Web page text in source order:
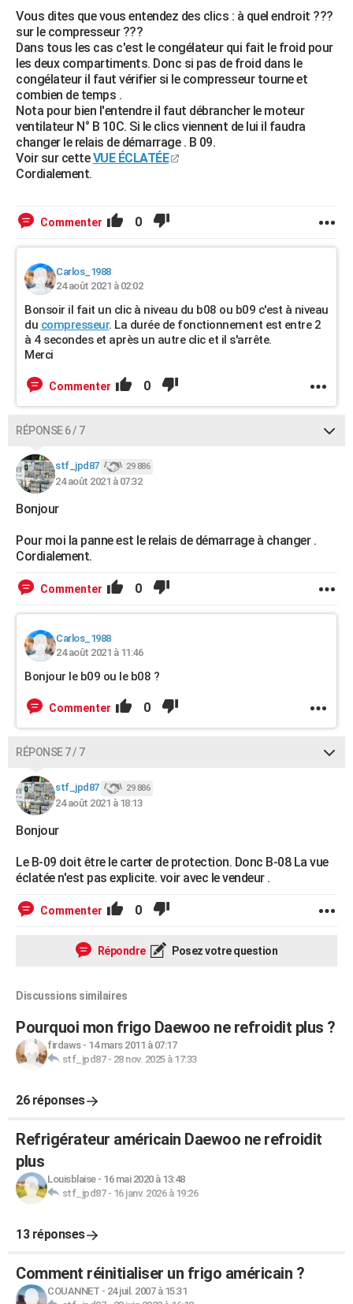
Vous dites que vous entendez des clics : à quel endroit ???
sur le compresseur ???
Dans tous les cas c'est le congélateur qui fait le froid pour
les deux compartiments. Donc si pas de froid dans le
congélateur il faut vérifier si le compresseur tourne et
combien de temps .
Nota pour bien l'entendre il faut débrancher le moteur
ventilateur N° B 10C. Si le clics viennent de lui il faudra
changer le relais de démarrage . B 09.
Voir sur cetteVUE ÉCLATÉE
Cordialement.
Commenter 0
Carlos_1988
24 août 2021 à 02:02
Bonsoir il fait un clic à niveau du b08 ou b09 c'est à niveau
du compresseur. La durée de fonctionnement est entre 2
à 4 secondes et après un autre clic et il s'arrête.
Merci
Commenter 0
RÉPONSE 6 / 7
stf_jpd87 29 886
24 août 2021 à 07:32
Bonjour
Pour moi la panne est le relais de démarrage à changer .
Cordialement.
Commenter 0
Carlos_1988
24 août 2021 à 11:46
Bonjour le b09 ou le b08 ?
Commenter 0
RÉPONSE 7 / 7
stf_jpd87 29 886
24 août 2021 à 18:13
Bonjour
Le B-09 doit être le carter de protection. Donc B-08 La vue
éclatée n'est pas explicite. voir avec le vendeur .
Commenter 0
Répondre Posez votre question
Discussions similaires
Pourquoi mon frigo Daewoo ne refroidit plus ?
firdaws- 14 mars 2011 à 07:17
stf_jpd87- 28 nov. 2025 à 17:33
26 réponses
Refrigérateur américain Daewoo ne refroidit
plus
Louisblaise- 16 mai 2020 à 13:48
stf_jpd87- 16 janv. 2026 à 19:26
13 réponses
Comment réinitialiser un frigo américain ?
COUANNET - 24 juil. 2007 à 15:31